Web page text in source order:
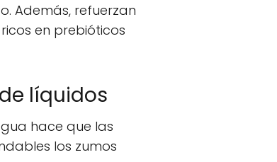
Además, refuerzan
ricos en prebióticos
líquidos
hace que las
los zumos